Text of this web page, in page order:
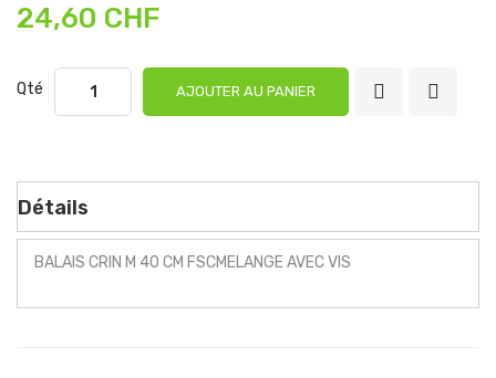
24,60 CHF
Qté AJOUTER AU PANIER
Détails
BALAIS CRIN M 40 CM FSCMELANGE AVEC VIS